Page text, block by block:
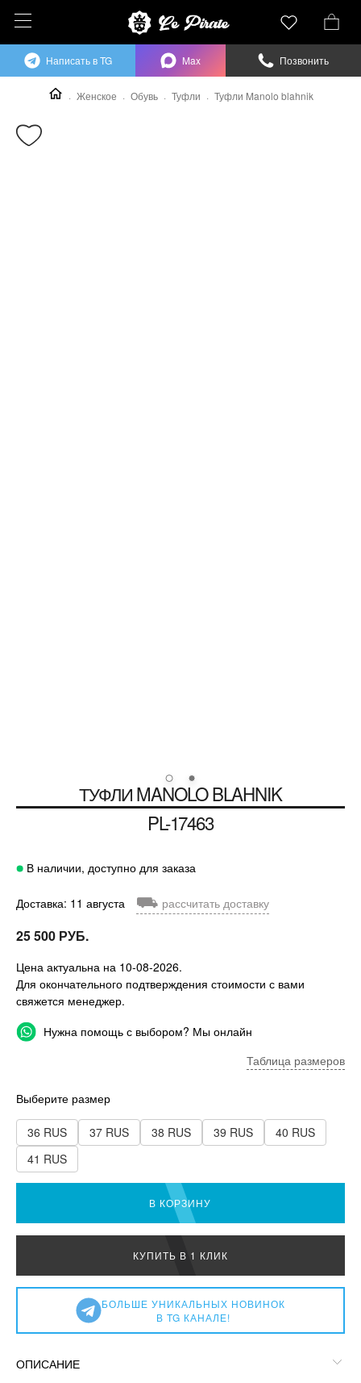
Женское Обувь Туфли Туфли Manolo blahnik
ТУФЛИ MANOLO BLAHNIK
PL-17463
В наличии, доступно для заказа
Доставка: 11 августа ⛟ рассчитать доставку
25 500 РУБ.
Цена актуальна на 10-08-2026.
Для окончательного подтверждения стоимости с вами
свяжется менеджер.
Нужна помощь с выбором? Мы онлайн
Таблица размеров
Выберите размер
36 RUS 37 RUS 38 RUS 39 RUS
40 RUS
41 RUS
В КОРЗИНУ
КУПИТЬ В 1 КЛИК
БОЛЬШЕ УНИКАЛЬНЫХ НОВИНОК
В TG КАНАЛЕ!
ОПИСАНИЕ
Написать в TG Max Позвонить